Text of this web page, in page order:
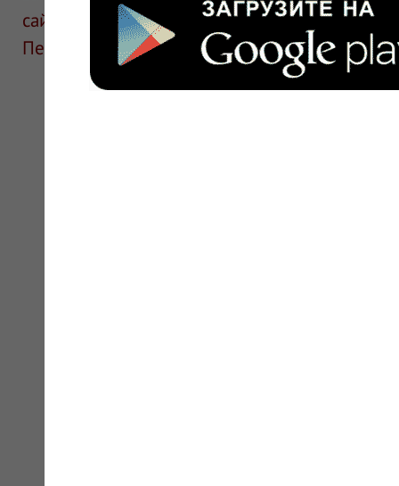
сайте для ознакомления и не является
Перед применением необходима